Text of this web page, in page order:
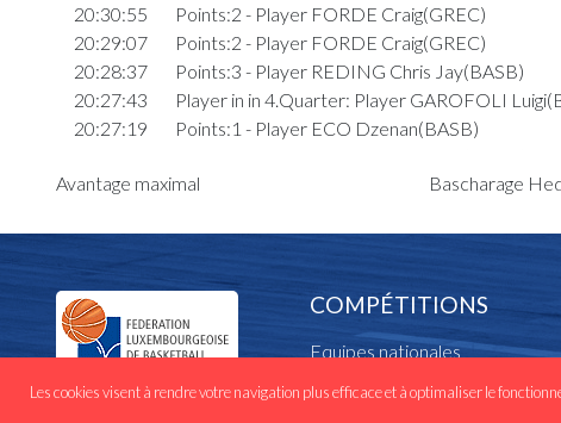
20:30:55
Points:2 - Player FORDE Craig(GREC)
20:29:07
Points:2 - Player FORDE Craig(GREC)
20:28:37
Points:3 - Player REDING Chris Jay(BASB)
20:27:43
Player in in 4.Quarter: Player GAROFOLI
20:27:19
Points:1 - Player ECO Dzenan(BASB)
20:26:50
Points:2 - Player GRANGE Pierre
20:25:26
Points:2 - Player FORDE Craig(GREC)
20:25:00
Points:1 - Player FRANCO Mathieu(GREC)
20:24:46
Foul added P2 Player WILSON DA SILVA
20:24:46
Foul deleted P Player WILSON DA SILVA
20:24:32
Foul added P Player WILSON DA SILVA
Avantage maximal Bascharage
COMPÉTITIONS
Equipes nationales
Cadres nationaux
Les cookies visent à rendre votre navigation plus efficace et à optimaliser le